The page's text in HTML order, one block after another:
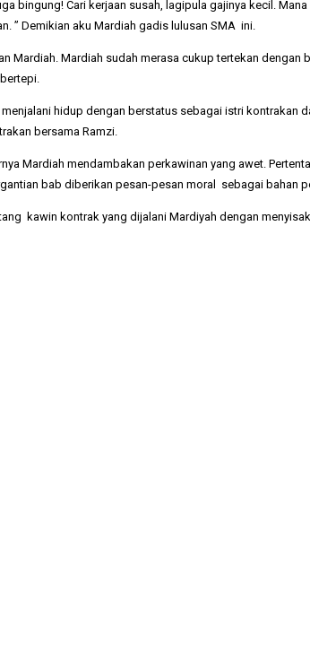
bingung! Cari kerjaan susah, lagipula gajinya kecil.
” Demikian aku Mardiah gadis lulusan SMA ini.
Mardiah. Mardiah sudah merasa cukup tertekan
hidup dengan berstatus sebagai istri kontrakan
bersama Ramzi.
Mardiah mendambakan perkawinan yang awet.
bab diberikan pesan-pesan moral sebagai bahan
kawin kontrak yang dijalani Mardiyah dengan